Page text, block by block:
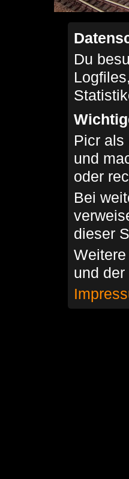
Du
Picr als
und
oder
Bei
dieser
und der